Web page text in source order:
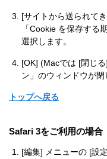
[サイトから送られて
「Cookie を保存する
選択します。
[OK] (Macでは [閉じ
ン」のウィンドウが閉
トップへ戻る
Safari 3をご利用の場合
[編集] メニューの [設